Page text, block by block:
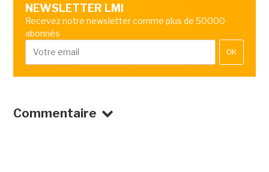
NEWSLETTER LMI
Recevez notre newsletter comme plus de 50000
abonnés
OK
Commentaire